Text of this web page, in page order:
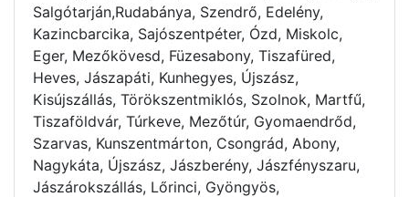
Salgótarján,Rudabánya, Szendrő, Edelény,
Kazincbarcika, Sajószentpéter, Ózd, Miskolc,
Eger, Mezőkövesd, Füzesabony, Tiszafüred,
Heves, Jászapáti, Kunhegyes, Újszász,
Kisújszállás, Törökszentmiklós, Szolnok, Martfű,
Tiszaföldvár, Túrkeve, Mezőtúr, Gyomaendrőd,
Szarvas, Kunszentmárton, Csongrád, Abony,
Nagykáta, Újszász, Jászberény, Jászfényszaru,
Jászárokszállás, Lőrinci, Gyöngyös,